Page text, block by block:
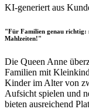
KI-generiert aus
"Für Familien genau richtig:
Mahlzeiten!"
Die Queen Anne
Familien mit
Kinder im Alter von
Aufsicht spielen und
bieten ausreichend